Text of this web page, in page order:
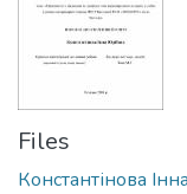
Files
Константінова